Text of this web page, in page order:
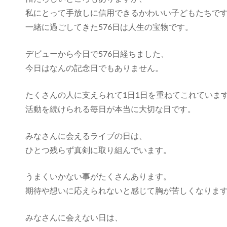
私にとって手放しに信用できるかわいい子どもたちです
一緒に過ごしてきた576日は人生の宝物です。
デビューから今日で576日経ちました、
今日はなんの記念日でもありません。
たくさんの人に支えられて1日1日を重ねてこれています
活動を続けられる毎日が本当に大切な日です。
みなさんに会えるライブの日は、
ひとつ残らず真剣に取り組んでいます。
うまくいかない事がたくさんあります。
期待や想いに応えられないと感じて胸が苦しくなります
みなさんに会えない日は、